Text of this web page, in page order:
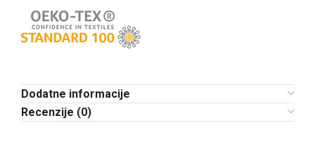
Dodatne informacije
Recenzije (0)